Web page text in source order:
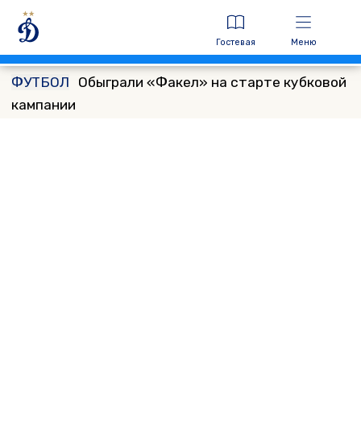
Гостевая Меню
ФУТБОЛ
Обыграли «Факел» на старте кубковой
кампании